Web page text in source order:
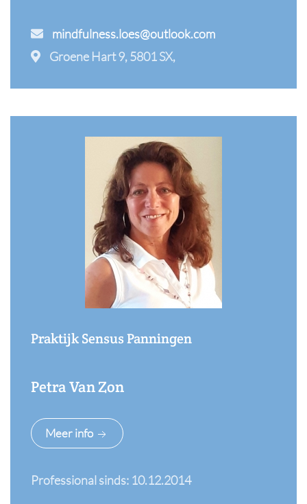
mindfulness.loes@outlook.com
Groene Hart 9, 5801 SX,
Praktijk Sensus Panningen
Petra Van Zon
Meer info
Professional sinds: 10.12.2014